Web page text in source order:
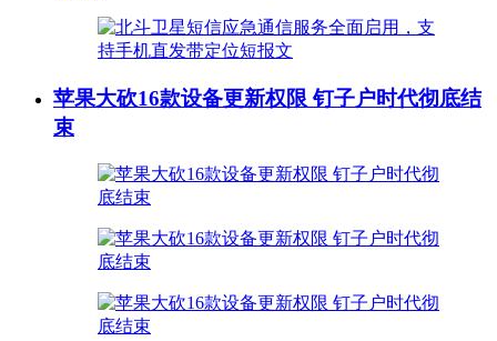
苹果大砍16款设备更新权限 钉子户时代彻底结
束